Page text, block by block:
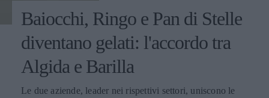
Baiocchi, Ringo e Pan di Stelle
diventano gelati: l'accordo tra
Algida e Barilla
Le due aziende, leader nei rispettivi settori, uniscono le